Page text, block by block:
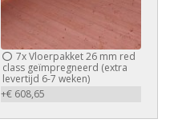
7xVloerpakket 26 mm red
class geïmpregneerd (extra
levertijd 6-7 weken)
+€ 608,65